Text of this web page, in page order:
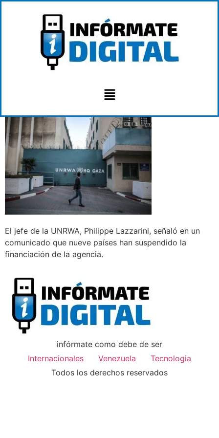
El jefe de la UNRWA, Philippe Lazzarini, señaló en un
comunicado que nueve países han suspendido la
financiación de la agencia.
infórmate como debe de ser
Internacionales
Venezuela
Tecnologia
Todos los derechos reservados